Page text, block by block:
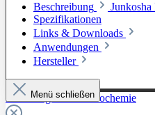
Zur Kategorie: Elektrochemie
Beschreibung
Spezifikationen
Links & Downloads
Anwendungen
Hersteller
Menü schließen